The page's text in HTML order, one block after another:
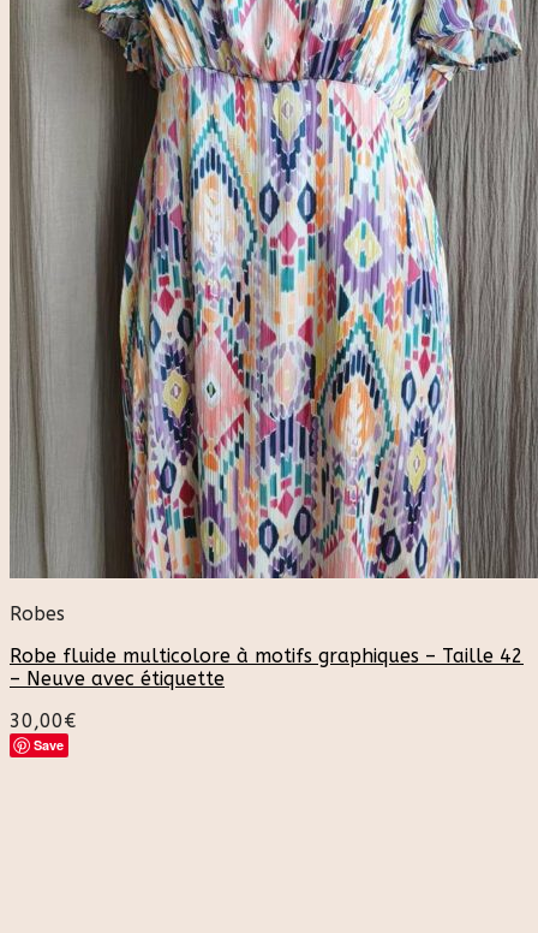
Robes
Robe fluide multicolore à motifs graphiques – Taille 42
– Neuve avec étiquette
30,00€
Save